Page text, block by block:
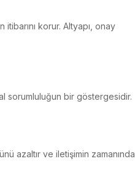
korur. Altyapı, onay
sorumluluğun bir göstergesidir.
azaltır ve iletişimin zamanında